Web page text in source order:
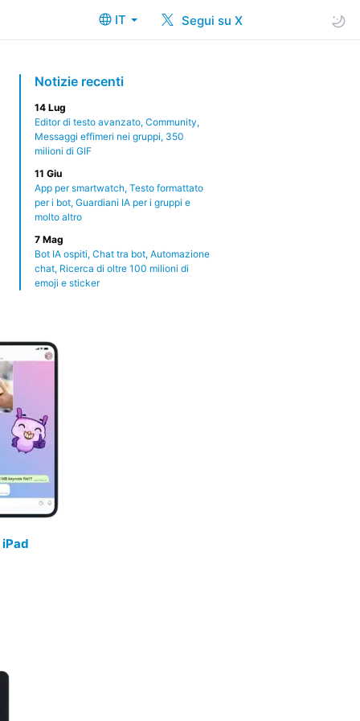
IT Segui su X
Notizie recenti
14 Lug
Editor di testo avanzato, Community,
Messaggi effimeri nei gruppi, 350
milioni di GIF
11 Giu
App per smartwatch, Testo formattato
per i bot, Guardiani IA per i gruppi e
molto altro
7 Mag
Bot IA ospiti, Chat tra bot, Automazione
chat, Ricerca di oltre 100 milioni di
emoji e sticker
iPad